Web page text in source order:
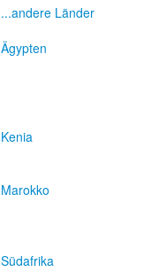
...andere Länder
Ägypten
Kenia
Marokko
Südafrika